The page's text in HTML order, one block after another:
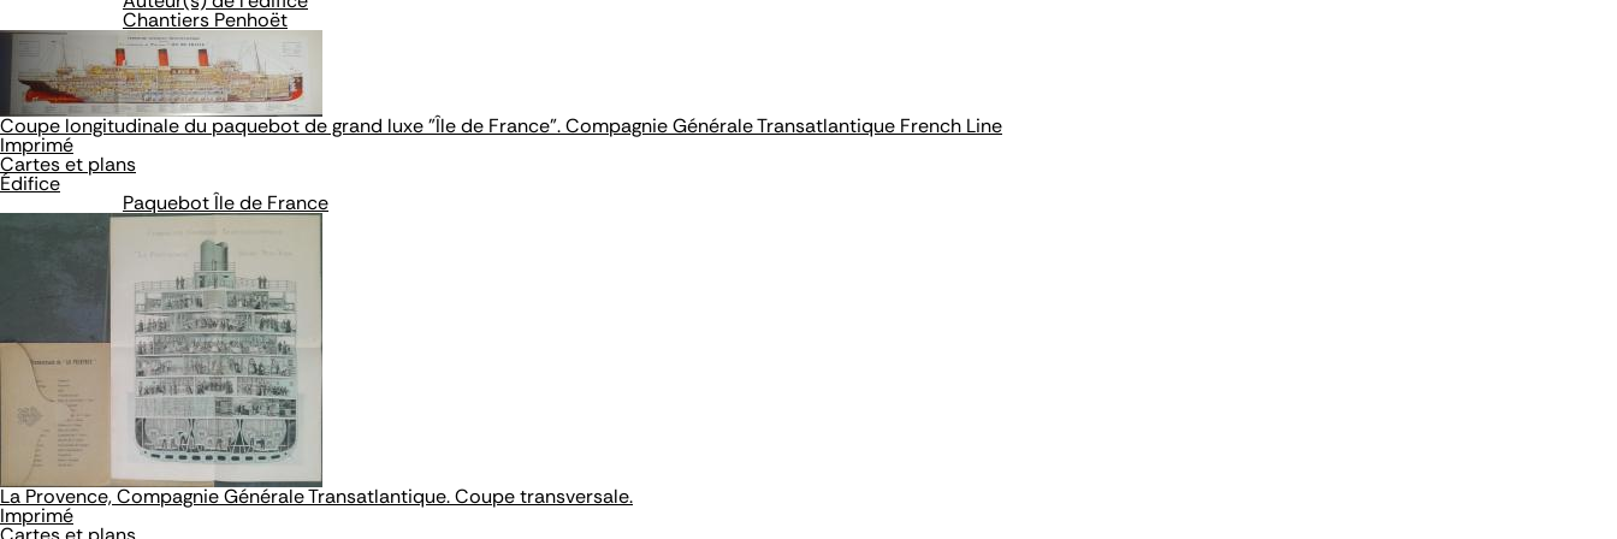
Chantiers Penhoët
Coupe longitudinale du paquebot de grand luxe "Île de France". Compagnie Générale Transatlantique French Line
Imprimé
Cartes et plans
Édifice
Paquebot Île de France
La Provence, Compagnie Générale Transatlantique. Coupe transversale.
Imprimé